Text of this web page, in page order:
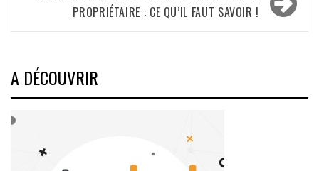
PROPRIÉTAIRE : CE QU’IL FAUT SAVOIR !
A DÉCOUVRIR